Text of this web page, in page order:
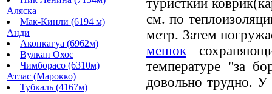
Аляска
Мак-Кинли (6194 м)
Анди
Аконкагуа (6962м)
Вулкан Охос
Чимборасо (6310м)
Атлас (Марокко)
Тубкаль (4167м)
туристкий
см. по
метр. Затем
мешок
температуре "за
довольно трудно. У